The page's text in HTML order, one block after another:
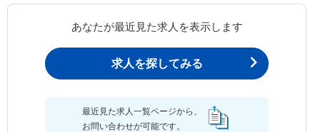
あなたが最近見た求人を表示します
求人を探してみる
最近見た求人一覧ページから、
お問い合わせが可能です。